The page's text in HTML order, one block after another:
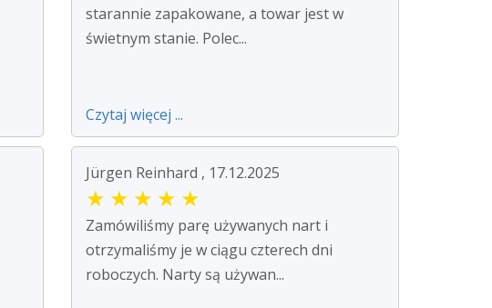
starannie zapakowane, a towar jest w
świetnym stanie. Polec...
Czytaj więcej ...
Jürgen Reinhard , 17.12.2025
★ ★ ★ ★ ★
Zamówiliśmy parę używanych nart i
otrzymaliśmy je w ciągu czterech dni
roboczych. Narty są używan...